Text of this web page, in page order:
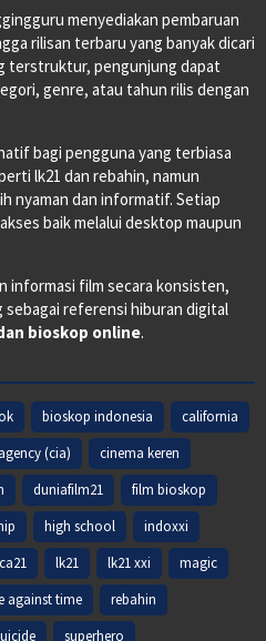
menyediakan pembaruan
rilisan terbaru yang banyak dicari
terstruktur, pengunjung dapat
genre, atau tahun rilis dengan
bagi pengguna yang terbiasa
lk21 dan rebahin, namun
nyaman dan informatif. Setiap
baik melalui desktop maupun
informasi film secara konsisten,
referensi hiburan digital
bioskop online.
bioskop indonesia
california
(cia)
cinema keren
duniafilm21
film bioskop
high school
indoxxi
lk21 lk21 xxi
magic
against time
rebahin
superhero